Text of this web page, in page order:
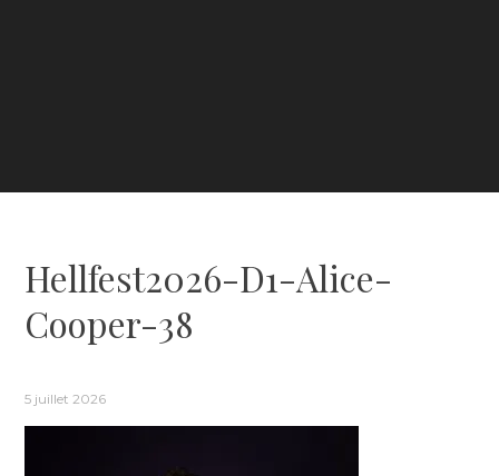
Hellfest2026-D1-Alice-
Cooper-38
5 juillet 2026